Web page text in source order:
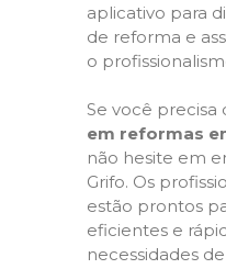
aplicativo para
de reforma e
o
Se você precisa
em reformas
não hesite em
Grifo. Os
estão prontos
eficientes e
necessidades